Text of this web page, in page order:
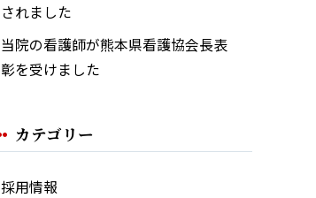
されました
当院の看護師が熊本県看護協会長表
彰を受けました
カテゴリー
採用情報